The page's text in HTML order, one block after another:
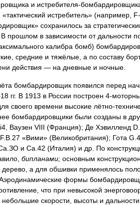
и истребителя-
истребитель» (например,
сохранилось за
прошлом в зависимости от дальности
калибра бомб)
средние и тяжёлые, а по составу
действия — на дневные и ночные.
бомбардировщик появился перед
гг. В 1913 в России построен 4-
своего времени высокие лётно-
бомбардировщики были созданы в
Ваузен VIII (Франция); Де Хэвилленд
«Вими» (Великобритания); Гота
и Са.42 (Италия) и др. По
бипланами; основным
а для обшивки применялось
формы
что при невысокой
скорости, высоты и